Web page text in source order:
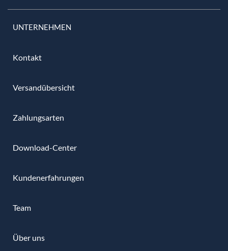
UNTERNEHMEN
Kontakt
Versandübersicht
Zahlungsarten
Download-Center
Kundenerfahrungen
Team
Über uns